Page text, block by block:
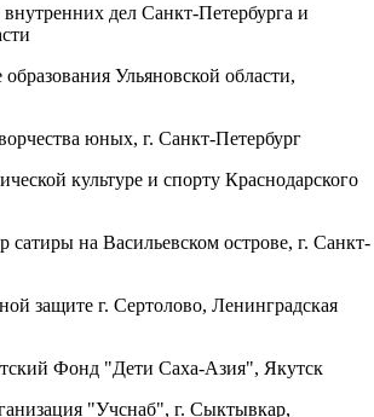
дел Санкт-Петербурга и
Ульяновской области,
юных, г. Санкт-Петербург
культуре и спорту Краснодарского
сатиры на Васильевском острове, г. Санкт-
защите г. Сертолово, Ленинградская
Фонд "Дети Саха-Азия", Якутск
"Учснаб", г. Сыктывкар,